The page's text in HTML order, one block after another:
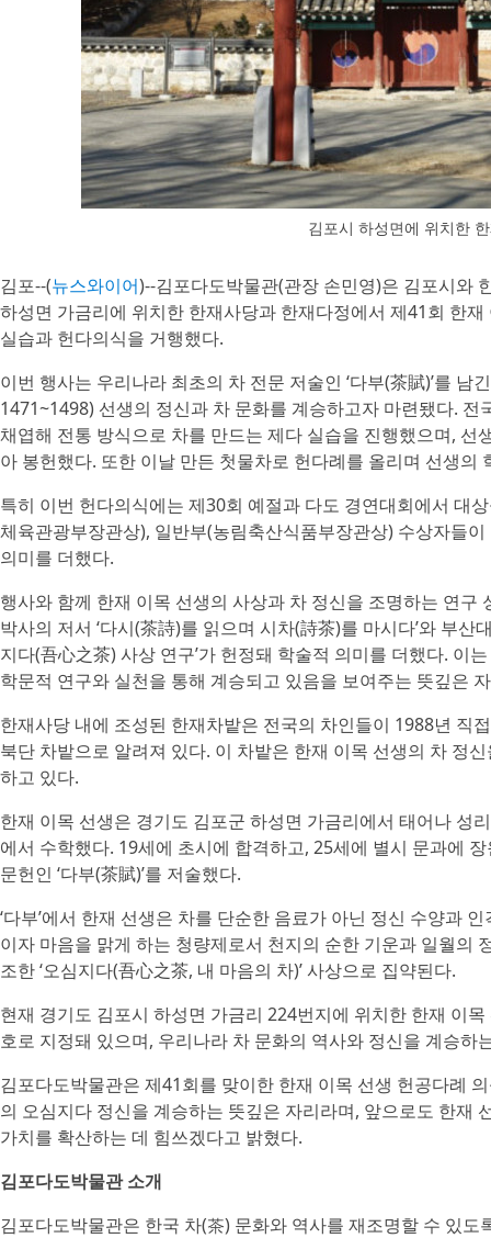
김포시 하성면에 위치한
김포--(뉴스와이어)--김포다도박물관(관장 손민영)은 김포시와
하성면 가금리에 위치한 한재사당과 한재다정에서 제41회 한
실습과 헌다의식을 거행했다.
이번 행사는 우리나라 최초의 차 전문 저술인 ‘다부(茶賦)’를 남
1471~1498) 선생의 정신과 차 문화를 계승하고자 마련됐다.
채엽해 전통 방식으로 차를 만드는 제다 실습을 진행했으며,
아 봉헌했다. 또한 이날 만든 첫물차로 헌다례를 올리며 선생의
특히 이번 헌다의식에는 제30회 예절과 다도 경연대회에서 대
체육관광부장관상), 일반부(농림축산식품부장관상) 수상자들
의미를 더했다.
행사와 함께 한재 이목 선생의 사상과 차 정신을 조명하는 연
박사의 저서 ‘다시(茶詩)를 읽으며 시차(詩茶)를 마시다’와 부
지다(吾心之茶) 사상 연구’가 헌정돼 학술적 의미를 더했다. 이
학문적 연구와 실천을 통해 계승되고 있음을 보여주는 뜻깊은
한재사당 내에 조성된 한재차밭은 전국의 차인들이 1988년 직
북단 차밭으로 알려져 있다. 이 차밭은 한재 이목 선생의 차 정
하고 있다.
한재 이목 선생은 경기도 김포군 하성면 가금리에서 태어나 성
에서 수학했다. 19세에 초시에 합격하고, 25세에 별시 문과에
문헌인 ‘다부(茶賦)’를 저술했다.
‘다부’에서 한재 선생은 차를 단순한 음료가 아닌 정신 수양과
이자 마음을 맑게 하는 청량제로서 천지의 순한 기운과 일월의
조한 ‘오심지다(吾心之茶, 내 마음의 차)’ 사상으로 집약된다.
현재 경기도 김포시 하성면 가금리 224번지에 위치한 한재 이
호로 지정돼 있으며, 우리나라 차 문화의 역사와 정신을 계승하
김포다도박물관은 제41회를 맞이한 한재 이목 선생 헌공다례
의 오심지다 정신을 계승하는 뜻깊은 자리라며, 앞으로도 한재
가치를 확산하는 데 힘쓰겠다고 밝혔다.
김포다도박물관 소개
김포다도박물관은 한국 차(茶) 문화와 역사를 재조명할 수 있